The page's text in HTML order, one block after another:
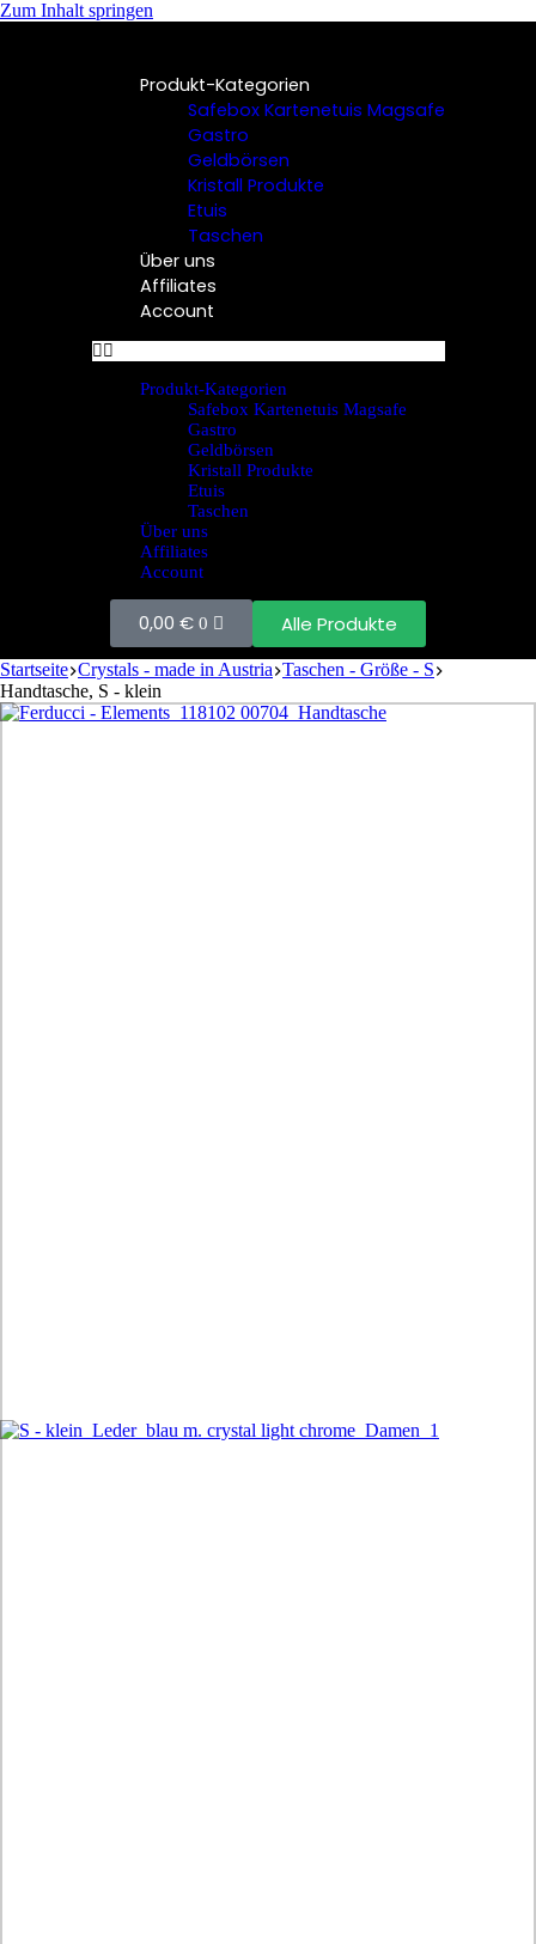
Zum Inhalt springen
Alle Produkte
Produkt-Kategorien
Safebox Kartenetuis Magsafe
Gastro
Geldbörsen
Kristall Produkte
Etuis
Taschen
Über uns
Affiliates
Account
Produkt-Kategorien
Safebox Kartenetuis Magsafe
Gastro
Geldbörsen
Kristall Produkte
Etuis
Taschen
Über uns
Affiliates
Account
0,00 € 0
Startseite Crystals - made in Austria Taschen - Größe - S
Handtasche, S - klein